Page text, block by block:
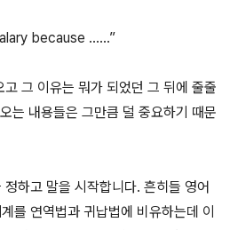
because ……”
그 이유는 뭐가 되었던 그 뒤에 줄줄
는 내용들은 그만큼 덜 중요하기 때문
하고 말을 시작합니다. 흔히들 영어
를 연역법과 귀납법에 비유하는데 이